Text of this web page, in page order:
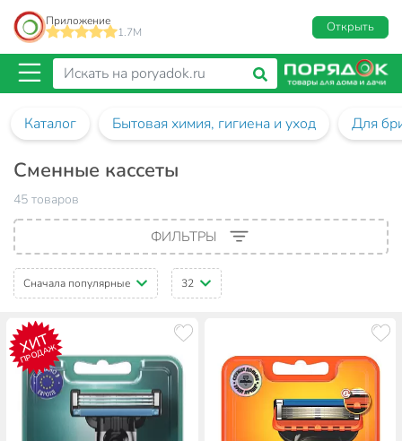
Приложение
1.7M
Открыть
Каталог Бытовая химия, гигиена и уход Для
Сменные кассеты
45 товаров
ФИЛЬТРЫ
Сначала популярные 32
ХИТ
ПРОДАЖ